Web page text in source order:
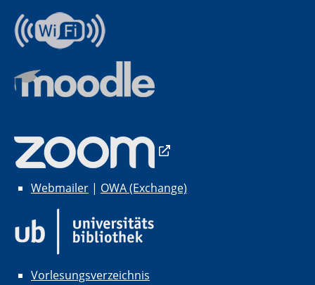
Webmailer | OWA (Exchange)
Vorlesungsverzeichnis